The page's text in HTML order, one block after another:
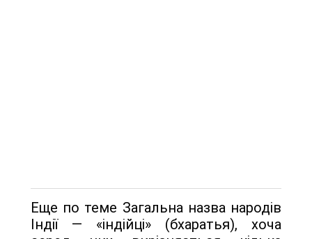
Еще по теме Загальна назва народів
Індії — «індійці» (бхаратья), хоча